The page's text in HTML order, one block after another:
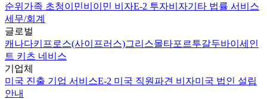
순위 가족 초청이민비이민 비자E-2 투자비자기타 법률 서비스
세무/회계
글로벌
캐나다키프로스(사이프러스)그리스몰타포르투갈두바이 세인
트 키츠 네비스
기업체
미국 진출 기업 서비스E-2 미국 직원파견 비자미국 법인 설립
안내